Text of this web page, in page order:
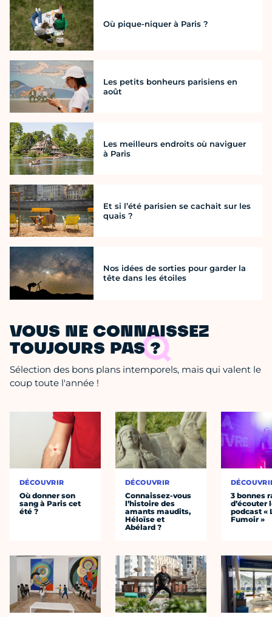
Où pique-niquer à Paris ?
Les petits bonheurs parisiens en
août
Les meilleurs endroits où naviguer
à Paris
Et si l’été parisien se cachait sur les
quais ?
Nos idées de sorties pour garder la
tête dans les étoiles
VOUS NE CONNAISSEZ
TOUJOURS PAS ?
Sélection des bons plans intemporels, mais qui valent le
coup toute l'année !
DÉCOUVRIR
Où donner son
sang à Paris cet
été ?
DÉCOUVRIR
Connaissez-vous
l’histoire des
amants maudits,
Héloïse et
Abélard ?
3 bonnes
d’écouter
podcast «
Fumoir »